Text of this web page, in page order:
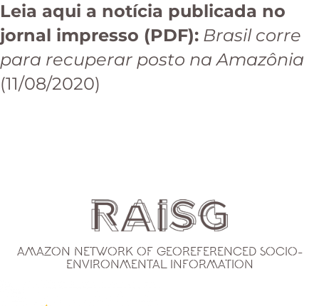
Leia aqui a notícia publicada no
jornal impresso (PDF): Brasil corre
para recuperar posto na Amazônia
(11/08/2020)
Amazon Network of Georeferenced Socio-
Environmental Information